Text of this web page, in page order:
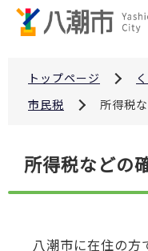
トップページ
市民税
所得税
こ
所得税などの
八潮市に在住の方